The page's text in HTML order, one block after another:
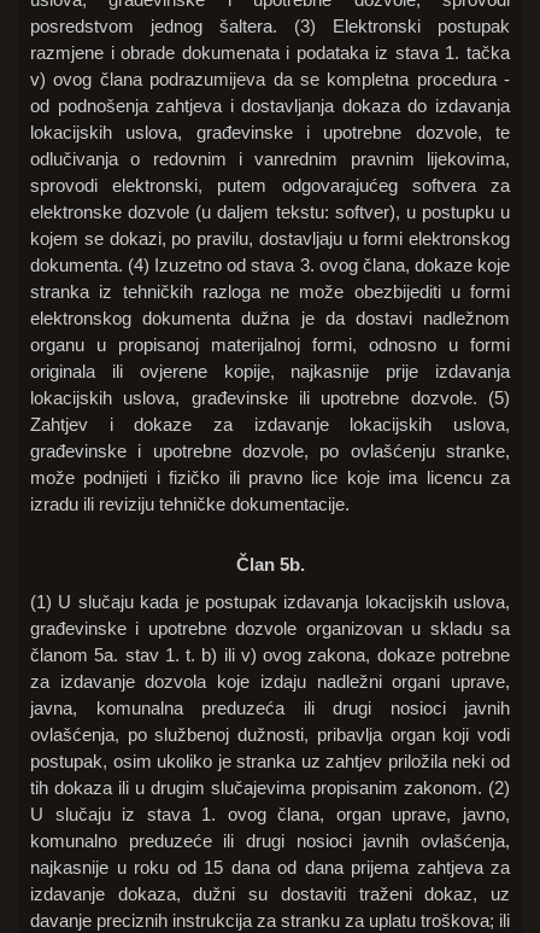
posredstvom jednog šaltera. (3) Elektronski postupak
razmjene i obrade dokumenata i podataka iz stava 1. tačka
v) ovog člana podrazumijeva da se kompletna procedura -
od podnošenja zahtjeva i dostavljanja dokaza do izdavanja
lokacijskih uslova, građevinske i upotrebne dozvole, te
odlučivanja o redovnim i vanrednim pravnim lijekovima,
sprovodi elektronski, putem odgovarajućeg softvera za
elektronske dozvole (u daljem tekstu: softver), u postupku u
kojem se dokazi, po pravilu, dostavljaju u formi elektronskog
dokumenta. (4) Izuzetno od stava 3. ovog člana, dokaze koje
stranka iz tehničkih razloga ne može obezbijediti u formi
elektronskog dokumenta dužna je da dostavi nadležnom
organu u propisanoj materijalnoj formi, odnosno u formi
originala ili ovjerene kopije, najkasnije prije izdavanja
lokacijskih uslova, građevinske ili upotrebne dozvole. (5)
Zahtjev i dokaze za izdavanje lokacijskih uslova,
građevinske i upotrebne dozvole, po ovlašćenju stranke,
može podnijeti i fizičko ili pravno lice koje ima licencu za
izradu ili reviziju tehničke dokumentacije.
Član 5b.
(1) U slučaju kada je postupak izdavanja lokacijskih uslova,
građevinske i upotrebne dozvole organizovan u skladu sa
članom 5a. stav 1. t. b) ili v) ovog zakona, dokaze potrebne
za izdavanje dozvola koje izdaju nadležni organi uprave,
javna, komunalna preduzeća ili drugi nosioci javnih
ovlašćenja, po službenoj dužnosti, pribavlja organ koji vodi
postupak, osim ukoliko je stranka uz zahtjev priložila neki od
tih dokaza ili u drugim slučajevima propisanim zakonom. (2)
U slučaju iz stava 1. ovog člana, organ uprave, javno,
komunalno preduzeće ili drugi nosioci javnih ovlašćenja,
najkasnije u roku od 15 dana od dana prijema zahtjeva za
izdavanje dokaza, dužni su dostaviti traženi dokaz, uz
davanje preciznih instrukcija za stranku za uplatu troškova; ili